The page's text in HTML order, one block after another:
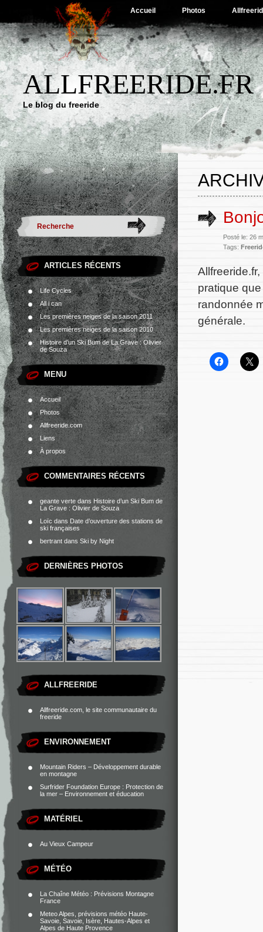
Accueil Photos
ALLFREERIDE.FR
Le blog du freeride
ARTICLES RÉCENTS
Life Cycles
All i can
Les premières neiges de la saison 2011
Les premières neiges de la saison 2010
Histoire d’un Ski Bum de La Grave : Olivier
de Souza
MENU
Accueil
Photos
Allfreeride.com
Liens
À propos
COMMENTAIRES RÉCENTS
geante verte dans Histoire d’un Ski Bum de
La Grave : Olivier de Souza
Loïc dans Date d’ouverture des stations de
ski françaises
bertrant dans Ski by Night
DERNIÈRES PHOTOS
ALLFREERIDE
Allfreeride.com, le site communautaire du
freeride
ENVIRONNEMENT
Mountain Riders – Développement durable
en montagne
Surfrider Foundation Europe : Protection de
la mer – Environnement et éducation
MATÉRIEL
Au Vieux Campeur
MÉTÉO
La Chaîne Météo : Prévisions Montagne
France
Meteo Alpes, prévisions météo Haute-
Savoie, Savoie, Isère, Hautes-Alpes et
Alpes de Haute Provence
Posté le: 26
Tags:
pratique
randonnée
générale.